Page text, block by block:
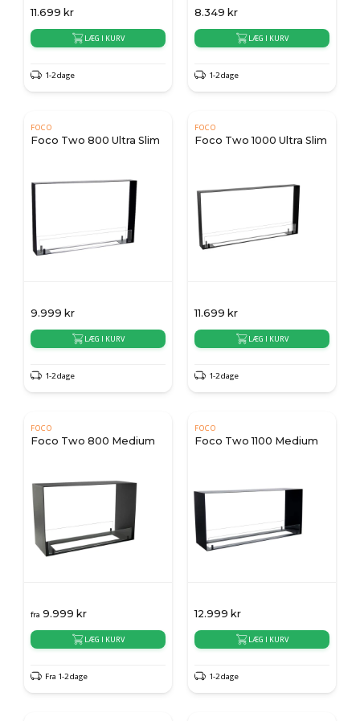
11.699 kr
LÆG I KURV
1-2 dage
8.349 kr
LÆG I KURV
1-2 dage
FOCO
Foco Two 800 Ultra Slim
9.999 kr
LÆG I KURV
1-2 dage
FOCO
Foco Two 1000 Ultra Slim
11.699 kr
LÆG I KURV
1-2 dage
FOCO
Foco Two 800 Medium
fra 9.999 kr
LÆG I KURV
Fra 1-2 dage
FOCO
Foco Two 1100 Medium
12.999 kr
LÆG I KURV
1-2 dage